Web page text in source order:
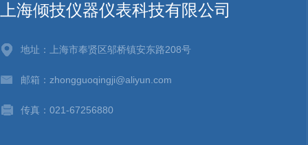
上海倾技仪器仪表科技有限公司
地址：上海市奉贤区邬桥镇安东路208号
邮箱：zhongguoqingji@aliyun.com
传真：021-67256880